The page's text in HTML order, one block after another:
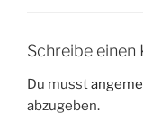
Schreibe einen
Du musst
abzugeben.